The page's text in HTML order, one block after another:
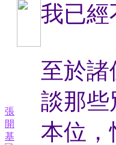
張
開
基
我已經
至於
談那些
本位，